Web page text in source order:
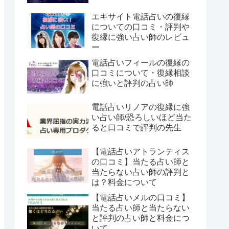
エキサイト電話占いの復縁
についての口コミ・評判や
復縁に強い占い師のレビュ
ー
電話占いフィールの復縁の
口コミについて・復縁相談
に強いと評判の占い師
電話占いリノアの復縁に強
い占い師/恐ろしいほど当た
ると口コミで評判の先生
【電話占いアトランティス
の口コミ】当たる占い師と
当たらない占い師の評判と
は？料金について
【電話占いメルの口コミ】
当たる占い師と当たらない
と評判の占い師と料金につ